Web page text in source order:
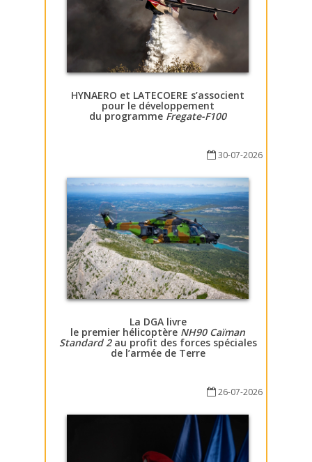
HYNAERO et LATECOERE s’associent
pour le développement
du programme Fregate-F100
30-07-2026
La DGA livre
le premier hélicoptère NH90 Caïman
Standard 2au profit des forces spéciales
de l’armée de Terre
26-07-2026